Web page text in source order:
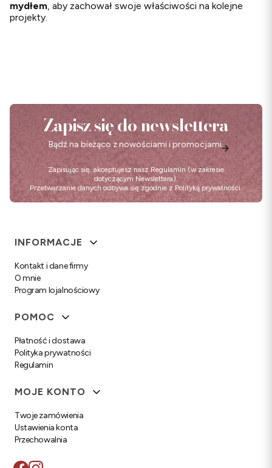
mydłem, aby zachował swoje właściwości na kolejne
projekty.
Zapisz się do newslettera
Bądź na bieżąco z nowościami i promocjami.
Zapisując się, akceptujesz nasz Regulamin (w zakresie
dotyczącym Newslettera).
Przetwarzanie danych odbywa się zgodnie z Polityką prywatności.
Linki w stopce
INFORMACJE
Kontakt i dane firmy
O mnie
Program lojalnościowy
POMOC
Płatność i dostawa
Polityka prywatności
Regulamin
MOJE KONTO
Twoje zamówienia
Ustawienia konta
Przechowalnia